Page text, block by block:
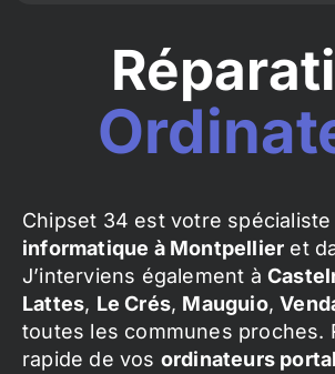
Chipset 34 est votre
informatique à Montpellier et
J’interviens également à
Lattes, Le Crés, Mauguio,
toutes les communes proches.
rapide de vos ordinateurs